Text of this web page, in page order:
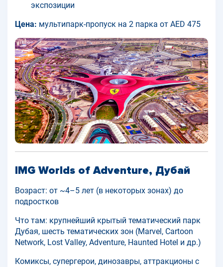
экспозиции
Цена: мультипарк-пропуск на 2 парка от AED 475
IMG Worlds of Adventure, Дубай
Возраст: от ~4–5 лет (в некоторых зонах) до
подростков
Что там: крупнейший крытый тематический парк
Дубая, шесть тематических зон (Marvel, Cartoon
Network, Lost Valley, Adventure, Haunted Hotel и др.)
Комиксы, супергерои, динозавры, аттракционы с